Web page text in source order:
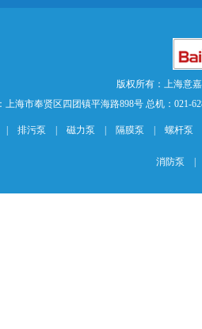
版权所有：上海意
上海市奉贤区四团镇平海路898号 总机：021-
排污泵 磁力泵 隔膜泵 螺杆泵
消防泵